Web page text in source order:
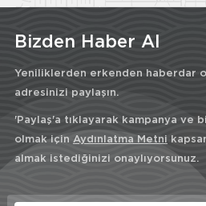
Bizden Haber Al
Yeniliklerden erkenden haberdar
adresinizi paylaşın.
'Paylaş'a tıklayarak kampanya ve
olmak için Aydınlatma Metni
almak istediğinizi onaylıyorsunuz.